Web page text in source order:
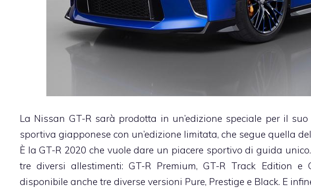
La Nissan GT-R sarà prodotta in un’edizione speciale per il
sportiva giapponese con un’edizione limitata, che segue quella
È la GT-R 2020 che vuole dare un piacere sportivo di guida
tre diversi allestimenti: GT-R Premium, GT-R Track Edition
disponibile anche tre diverse versioni Pure, Prestige e Black. E